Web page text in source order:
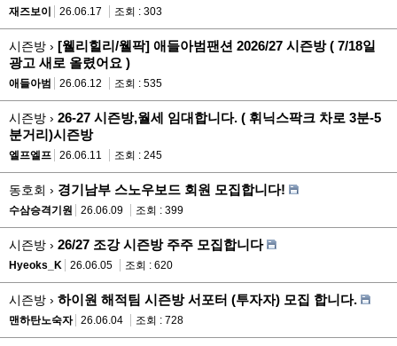
재즈보이 26.06.17 조회 : 303
시즌방 › [웰리힐리/웰팍] 애들아범팬션 2026/27 시즌방 ( 7/18일
광고 새로 올렸어요 )
애들아범 26.06.12 조회 : 535
시즌방 › 26-27 시즌방,월세 임대합니다. ( 휘닉스팍크 차로 3분-5
분거리)시즌방
엘프엘프 26.06.11 조회 : 245
동호회 › 경기남부 스노우보드 회원 모집합니다!
수삼승격기원 26.06.09 조회 : 399
시즌방 › 26/27 조강 시즌방 주주 모집합니다
Hyeoks_K 26.06.05 조회 : 620
시즌방 › 하이원 해적팀 시즌방 서포터 (투자자) 모집 합니다.
맨하탄노숙자 26.06.04 조회 : 728